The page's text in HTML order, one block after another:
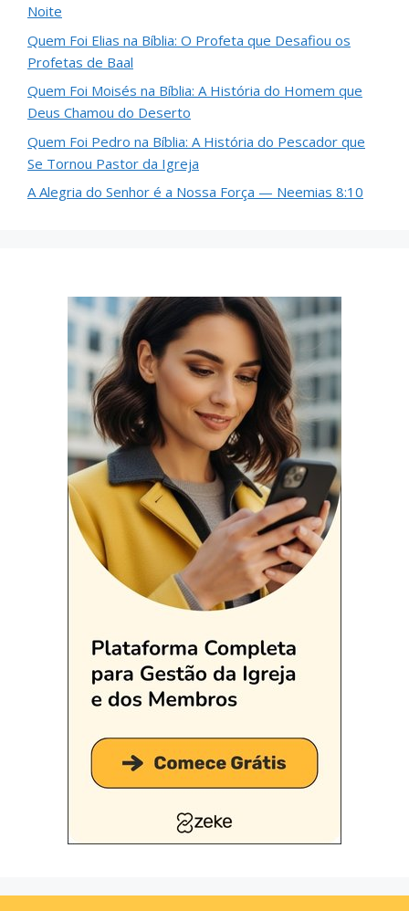
Noite
Quem Foi Elias na Bíblia: O Profeta que Desafiou os
Profetas de Baal
Quem Foi Moisés na Bíblia: A História do Homem que
Deus Chamou do Deserto
Quem Foi Pedro na Bíblia: A História do Pescador que
Se Tornou Pastor da Igreja
A Alegria do Senhor é a Nossa Força — Neemias 8:10